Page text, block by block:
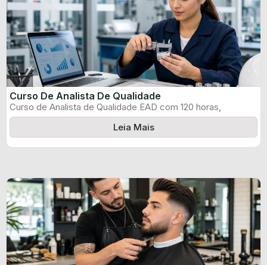
Curso De Analista De Qualidade
Curso de Analista de Qualidade EAD com 120 horas,
certificado informado pelo produtor ...
Leia Mais